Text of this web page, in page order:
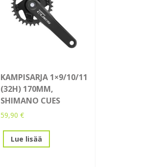
KAMPISARJA 1×9/10/11
(32H) 170MM,
SHIMANO CUES
59,90 €
Lue lisää